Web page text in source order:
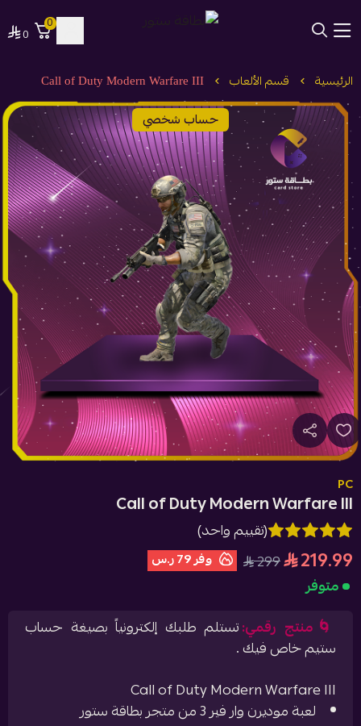
0
0
الرئيسية قسم الألعاب Call of Duty Modern Warfare III
حساب شخصي
PC
Call of Duty Modern Warfare III
(تقييم واحد)
219.99
299 وفر79 ر.س
متوفر
🌀منتج رقمي:تستلم طلبك إلكترونياً بصيغة حساب
ستيم خاص فيك .
Call of Duty Modern Warfare III
لعبة موديرن وار فير 3 من متجر بطاقة ستور